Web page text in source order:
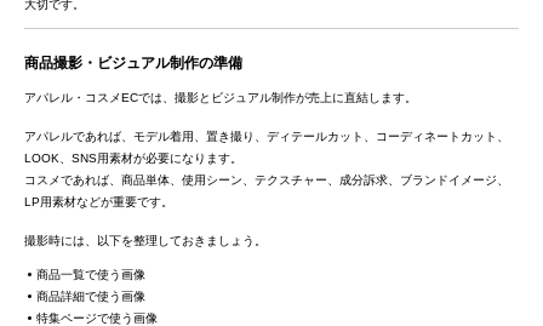
大切です。
商品撮影・ビジュアル制作の準備
アパレル・コスメECでは、撮影とビジュアル制作が売上に直結します。
アパレルであれば、モデル着用、置き撮り、ディテールカット、コーディネートカット、
LOOK、SNS用素材が必要になります。
コスメであれば、商品単体、使用シーン、テクスチャー、成分訴求、ブランドイメージ、
LP用素材などが重要です。
撮影時には、以下を整理しておきましょう。
商品一覧で使う画像
商品詳細で使う画像
特集ページで使う画像